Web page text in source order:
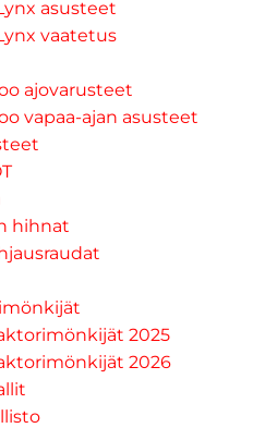
asusteet
vaatetus
ajovarusteet
vapaa-ajan asusteet
hihnat
2025
2026